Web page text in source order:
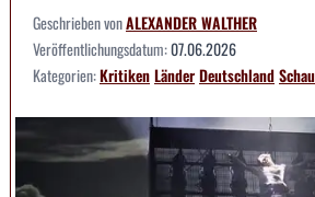
Geschrieben vonALEXANDER WALTHER
Veröffentlichungsdatum:07.06.2026
Kategorien:KritikenLänderDeutschland